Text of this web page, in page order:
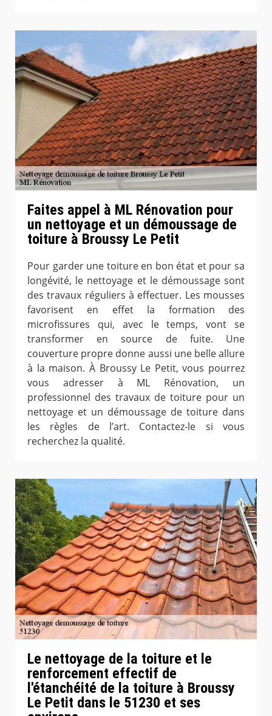
Faites appel à ML Rénovation pour
un nettoyage et un démoussage de
toiture à Broussy Le Petit
Pour garder une toiture en bon état et pour sa
longévité, le nettoyage et le démoussage sont
des travaux réguliers à effectuer. Les mousses
favorisent en effet la formation des
microfissures qui, avec le temps, vont se
transformer en source de fuite. Une
couverture propre donne aussi une belle allure
à la maison. À Broussy Le Petit, vous pourrez
vous adresser à ML Rénovation, un
professionnel des travaux de toiture pour un
nettoyage et un démoussage de toiture dans
les règles de l’art. Contactez-le si vous
recherchez la qualité.
Le nettoyage de la toiture et le
renforcement effectif de
l'étanchéité de la toiture à Broussy
Le Petit dans le 51230 et ses